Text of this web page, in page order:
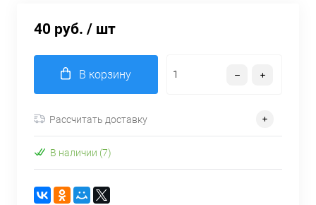
40 руб. / шт
В корзину
Рассчитать доставку
В наличии (7)